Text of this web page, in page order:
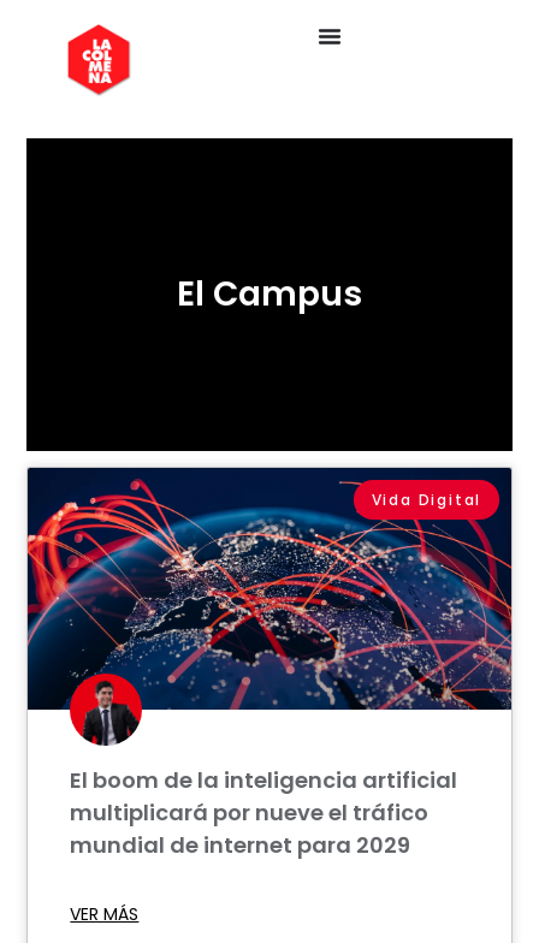
El Campus
Vida Digital
El boom de la inteligencia artificial
multiplicará por nueve el tráfico
mundial de internet para 2029
VER MÁS